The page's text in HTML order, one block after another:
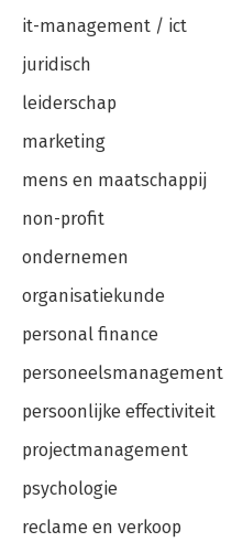
it-management / ict
juridisch
leiderschap
marketing
mens en maatschappij
non-profit
ondernemen
organisatiekunde
personal finance
personeelsmanagement
persoonlijke effectiviteit
projectmanagement
psychologie
reclame en verkoop